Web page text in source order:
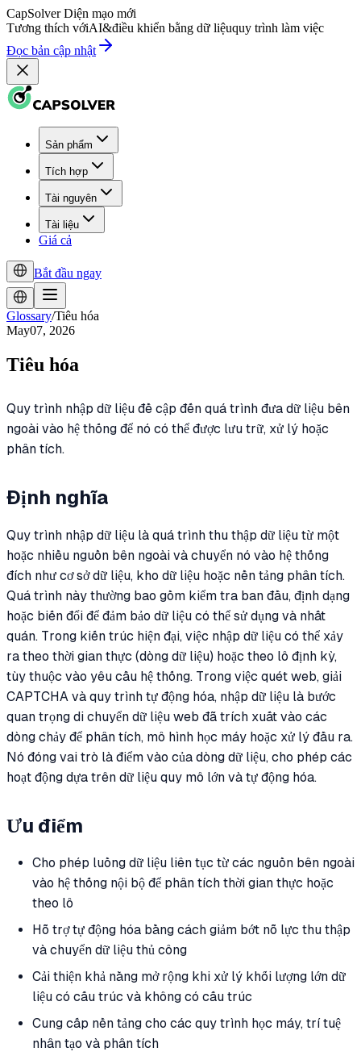
CapSolver Diện mạo mới
Tương thích vớiAI&điều khiển bằng dữ liệuquy trình làm việc
Đọc bản cập nhật
Sản phẩm
Tích hợp
Tài nguyên
Tài liệu
Giá cả
Bắt đầu ngay
Glossary/Tiêu hóa
May07, 2026
Tiêu hóa
Quy trình nhập dữ liệu đề cập đến quá trình đưa dữ liệu bên
ngoài vào hệ thống để nó có thể được lưu trữ, xử lý hoặc
phân tích.
Định nghĩa
Quy trình nhập dữ liệu là quá trình thu thập dữ liệu từ một
hoặc nhiều nguồn bên ngoài và chuyển nó vào hệ thống
đích như cơ sở dữ liệu, kho dữ liệu hoặc nền tảng phân tích.
Quá trình này thường bao gồm kiểm tra ban đầu, định dạng
hoặc biến đổi để đảm bảo dữ liệu có thể sử dụng và nhất
quán. Trong kiến trúc hiện đại, việc nhập dữ liệu có thể xảy
ra theo thời gian thực (dòng dữ liệu) hoặc theo lô định kỳ,
tùy thuộc vào yêu cầu hệ thống. Trong việc quét web, giải
CAPTCHA và quy trình tự động hóa, nhập dữ liệu là bước
quan trọng di chuyển dữ liệu web đã trích xuất vào các
dòng chảy để phân tích, mô hình học máy hoặc xử lý đầu ra.
Nó đóng vai trò là điểm vào của dòng dữ liệu, cho phép các
hoạt động dựa trên dữ liệu quy mô lớn và tự động hóa.
Ưu điểm
Cho phép luồng dữ liệu liên tục từ các nguồn bên ngoài
vào hệ thống nội bộ để phân tích thời gian thực hoặc
theo lô
Hỗ trợ tự động hóa bằng cách giảm bớt nỗ lực thu thập
và chuyển dữ liệu thủ công
Cải thiện khả năng mở rộng khi xử lý khối lượng lớn dữ
liệu có cấu trúc và không có cấu trúc
Cung cấp nền tảng cho các quy trình học máy, trí tuệ
nhân tạo và phân tích